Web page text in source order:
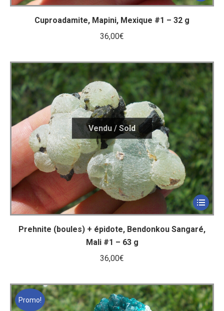
Cuproadamite, Mapini, Mexique #1 – 32 g
36,00€
Prehnite (boules) + épidote, Bendonkou Sangaré,
Mali #1 – 63 g
36,00€
Promo!